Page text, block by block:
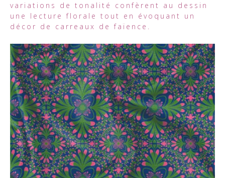
variations de tonalité confèrent au dessin
une lecture florale tout en évoquant un
décor de carreaux de faïence.